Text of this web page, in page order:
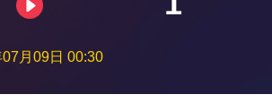
月09日 00:30